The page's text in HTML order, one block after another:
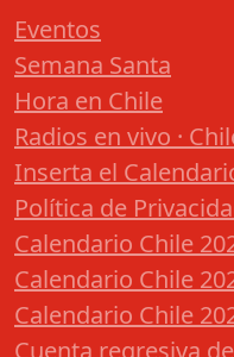
Eventos
Semana Santa
Hora en Chile
Radios en vivo ·
Inserta el
Política de
Calendario Chile
Calendario Chile
Calendario Chile